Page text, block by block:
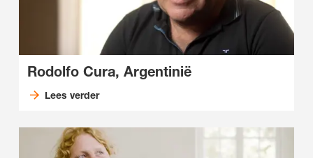
Rodolfo Cura, Argentinië
Lees verder